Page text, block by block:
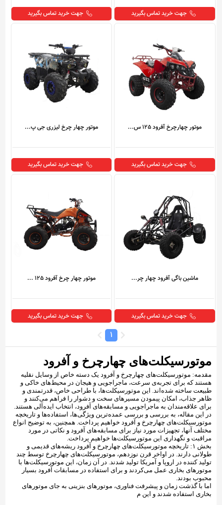
جهت خرید تماس بگیرید جهت خرید تماس بگیرید
موتور چهارچرخ آفرود 125 س...
جهت خرید تماس بگیرید
موتور چهار چرخ لیزری جی پ...
جهت خرید تماس بگیرید
ماشین باگی آفرود چهار چر...
جهت خرید تماس بگیرید
موتور چهار چرخ آفرود 125 ...
جهت خرید تماس بگیرید
1
موتورسیکلت‌های چهارچرخ و آفرود
مقدمه: موتورسیکلت‌های چهارچرخ و آفرود یک دسته خاص از وسایل نقلیه
هستند که برای تجربه‌ی سرعت، ماجراجویی و هیجان در محیط‌های خاکی و
طبیعت ساخته شده‌اند. این موتورسیکلت‌ها، با طراحی خاص، قدرتمندی و
ظاهر جذاب، امکان پیمودن مسیرهای سخت و دشوار را فراهم می‌کنند و
برای علاقه‌مندان به ماجراجویی و مسابقه‌های آفرود، انتخاب ایده‌آلی هستند.
در این مقاله، به بررسی و بررسی عمده‌ترین ویژگی‌ها، استفاده‌ها و تاریخچه
موتورسیکلت‌های چهارچرخ و آفرود خواهیم پرداخت. همچنین، به توضیح انواع
مختلف آنها، تجهیزات مورد نیاز برای مسابقه‌های آفرود و نکاتی در مورد
مراقبت و نگهداری این موتورسیکلت‌ها خواهیم پرداخت.
بخش ۱: تاریخچه موتورسیکلت‌های چهارچرخ و آفرود ریشه‌های قدیمی و
طولانی دارند. در اواخر قرن نوزدهم، موتورسیکلت‌های چهارچرخ توسط چند
تولید کننده در اروپا و آمریکا تولید شدند. در آن زمان، این موتورسیکلت‌ها با
موتورهای بخاری عمل می‌کردند و برای استفاده در مسابقات آفرود بسیار
محبوب بودند.
اما با گذشت زمان و پیشرفت فناوری، موتورهای بنزینی به جای موتورهای
بخاری استفاده شدند و این م